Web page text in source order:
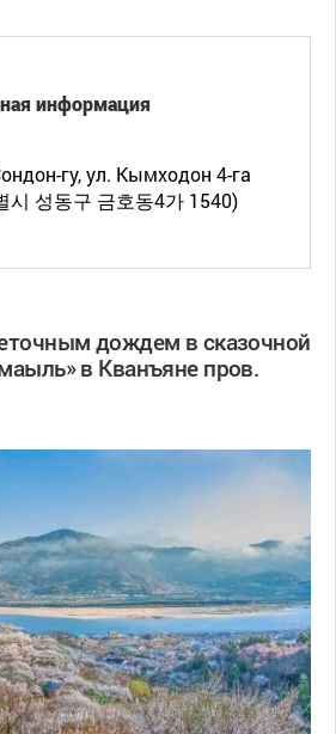
информация
гу, ул. Кымходон 4-га
시 성동구 금호동4가 1540)
дождем в сказочной
в Кванъяне пров.